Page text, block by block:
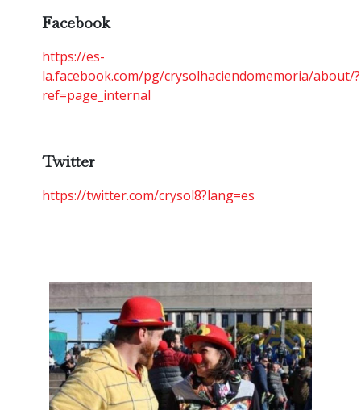
Facebook
https://es-
la.facebook.com/pg/crysolhaciendomemoria/about/?
ref=page_internal
Twitter
https://twitter.com/crysol8?lang=es